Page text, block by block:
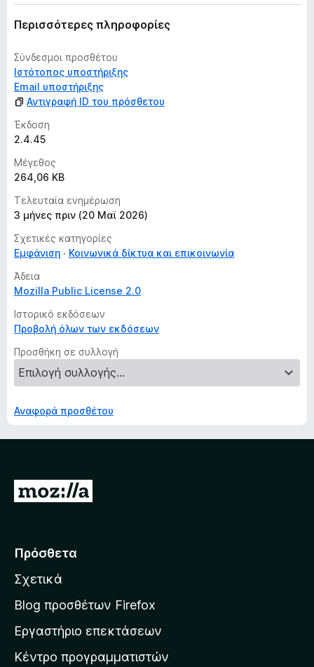
Περισσότερες πληροφορίες
Σύνδεσμοι προσθέτου
Ιστότοπος υποστήριξης
Email υποστήριξης
Αντιγραφή ID του πρόσθετου
Έκδοση
2.4.45
Μέγεθος
264,06 KB
Τελευταία ενημέρωση
3 μήνες πριν (20 Μαϊ 2026)
Σχετικές κατηγορίες
Εμφάνιση
Κοινωνικά δίκτυα και επικοινωνία
Άδεια
Mozilla Public License 2.0
Ιστορικό εκδόσεων
Προβολή όλων των εκδόσεων
Προσθήκη σε συλλογή
Αναφορά προσθέτου
Μ
ά
α
σ
σ
τ
Πρόσθετα
Σχετικά
Blog προσθέτων Firefox
Εργαστήριο επεκτάσεων
Κέντρο προγραμματιστών